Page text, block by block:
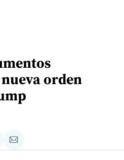
orden
Compartir
via